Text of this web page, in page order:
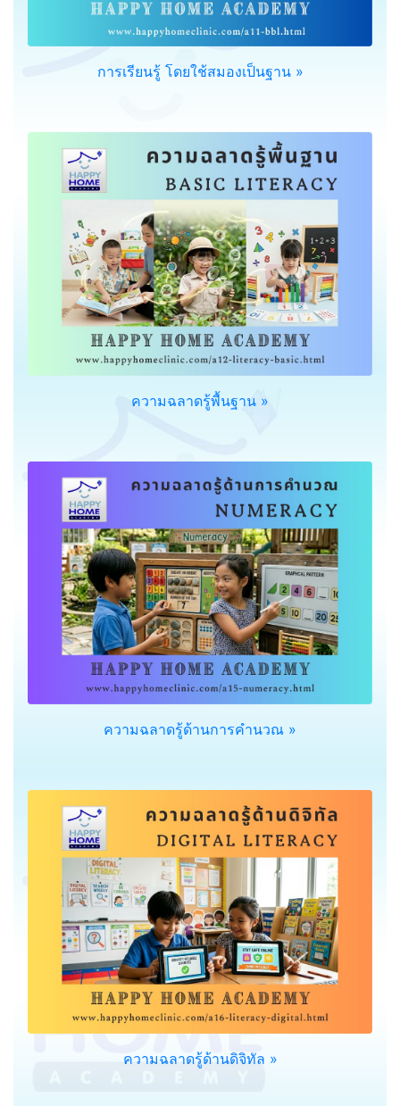
การเรียนรู้ โดยใช้สมองเป็นฐาน »
ความฉลาดรู้พื้นฐาน »
ความฉลาดรู้ด้านการคำนวณ »
ความฉลาดรู้ด้านดิจิทัล »